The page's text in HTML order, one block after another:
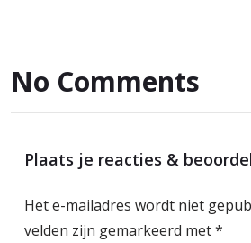
No Comments
Plaats je reacties &
Het e-mailadres wordt niet
velden zijn gemarkeerd met*